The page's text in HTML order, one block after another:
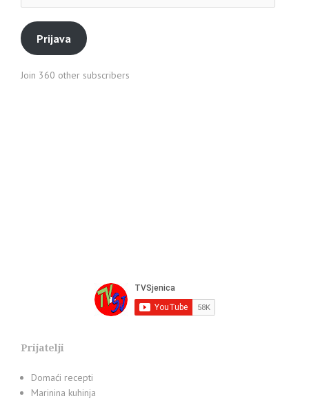
pošte
Prijava
Join 360 other subscribers
Prijatelji
Domaći recepti
Marinina kuhinja